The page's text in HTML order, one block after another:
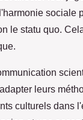
sociale
le statu quo.
leurs
culturels dans